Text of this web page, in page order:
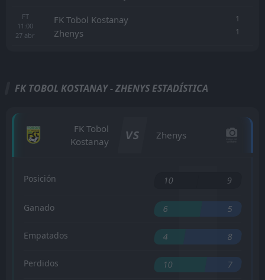
FT
11:00
27 abr
FK Tobol Kostanay
Zhenys
1
1
FK TOBOL KOSTANAY - ZHENYS ESTADÍSTICA
FK Tobol
Kostanay
VS Zhenys
Posición 10 9
Ganado 6 5
Empatados 4 8
Perdidos 10 7